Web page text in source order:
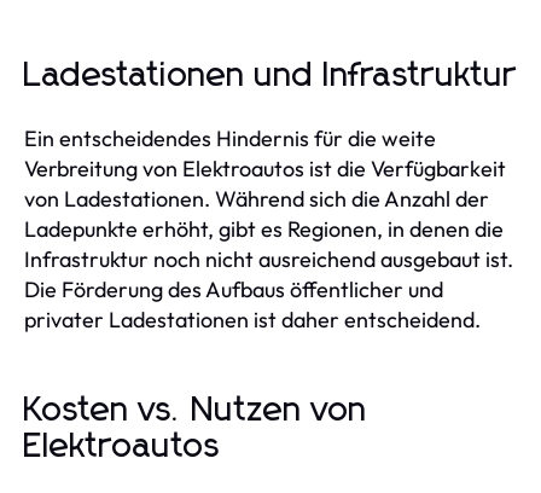
Ladestationen und Infrastruktur
Ein entscheidendes Hindernis für die weite
Verbreitung von Elektroautos ist die Verfügbarkeit
von Ladestationen. Während sich die Anzahl der
Ladepunkte erhöht, gibt es Regionen, in denen die
Infrastruktur noch nicht ausreichend ausgebaut ist.
Die Förderung des Aufbaus öffentlicher und
privater Ladestationen ist daher entscheidend.
Kosten vs. Nutzen von
Elektroautos